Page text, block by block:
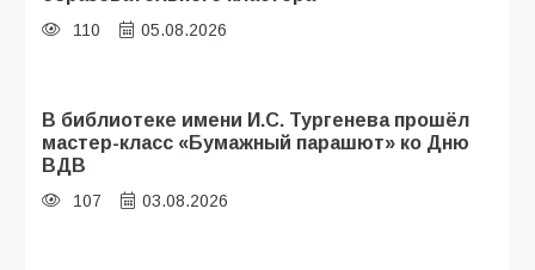
110 05.08.2026
В библиотеке имени И.С. Тургенева прошёл
мастер-класс «Бумажный парашют» ко Дню
ВДВ
107 03.08.2026